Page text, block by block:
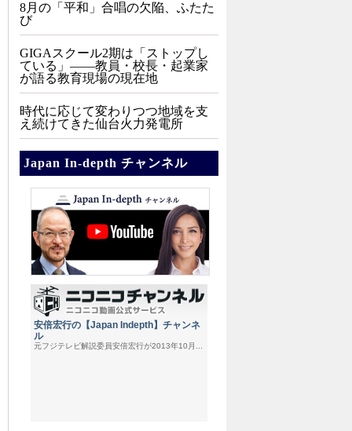
8月の「平和」合唱の欠陥、ふたた
び
GIGAスクール2期は「ストップし
ている」——教員・校長・起業家
が語る教育現場の現在地
時代に応じて変わりつつ地域を支
え続けてきた仙台火力発電所
Japan In-depth チャンネル